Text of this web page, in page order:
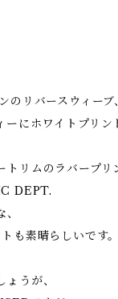
リバースウィーブ、
にホワイトプリン
リムのラバープリ
DEPT.
も素晴らしいです。
うが、